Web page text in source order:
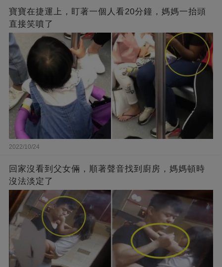
寶寶在捷運上，盯著一個人看20分鐘，媽媽一抬頭
直接笑噴了
2022/10/24
回家沒看到父女倆，順著聲音找到廚房，媽媽頓時
沒法淡定了